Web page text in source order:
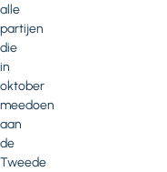
alle
partijen
die
in
oktober
meedoen
aan
de
Tweede